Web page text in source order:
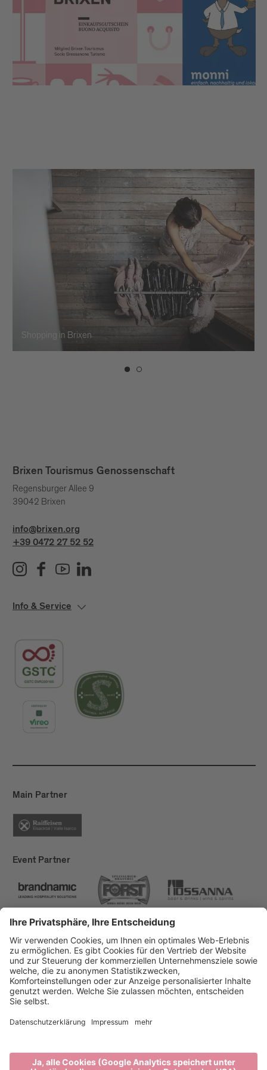
Teilbeträgen wiederholt eingelöst werden, bis das
Restguthaben aufgebraucht ist. Auch bei Brixen
Tourismus kannst du deinen Gutschein einlösen
und z.B. eine geführte Wanderung verschenken.
Der Brixen Einkaufsgutschein ist die ideale
Unterstützung der lokalen Wirtschaft, damit Brixen
auch weiterhin ein schöner Ort zum Bummeln,
Shoppen und Genießen bleibt.
Shopping in Brixen
Brixen Tourismus Genossenschaft
Regensburger Allee 9
39042 Brixen
info@brixen.org
+39 0472 27 52 52
Info & Service
Main Partner
Event Partner
Brixen Tourismus
Privacy
Impressum
Förderungen
produced by